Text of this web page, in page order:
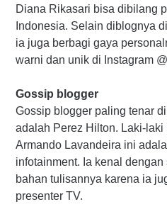
Diana Rikasari bisa dibilang
Indonesia. Selain diblognya
ia juga berbagi gaya
warni dan unik di Instagram
Gossip blogger
Gossip blogger paling tenar
adalah Perez Hilton. Laki-laki
Armando Lavandeira ini
infotainment. Ia kenal
bahan tulisannya karena ia
presenter TV.